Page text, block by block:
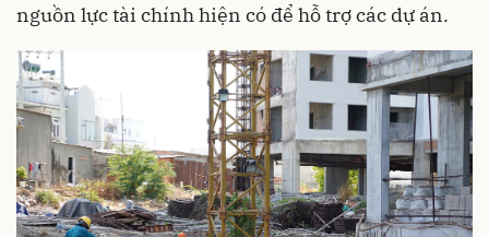
nguồn lực tài chính hiện có để hỗ trợ các dự án.